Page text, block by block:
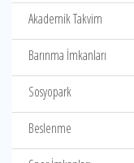
Akademik Takvim
Barınma İmkanları
Sosyopark
Beslenme